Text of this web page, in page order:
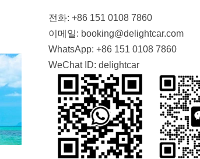
전화: +86 151 0108 7860
이메일: booking@delightcar.com
WhatsApp: +86 151 0108 7860
WeChat ID: delightcar